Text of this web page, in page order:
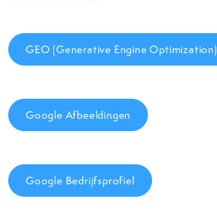
GEO (Generative Engine Optimization)
Google Afbeeldingen
Google Bedrijfsprofiel